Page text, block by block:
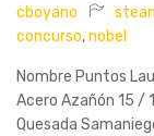
cboyano
concurso,nobel
Nombre Puntos
Acero Azañón 15 /
Quesada